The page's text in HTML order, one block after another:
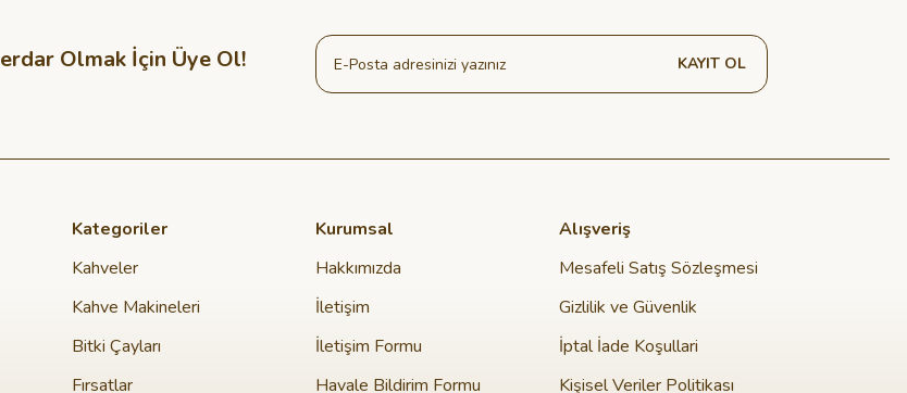
Olmak İçin Üye Ol! KAYIT OL
Kategoriler
Kahveler
Kahve Makineleri
Bitki Çayları
Fırsatlar
Kurumsal
Hakkımızda
İletişim
İletişim Formu
Havale Bildirim Formu
Alışveriş
Mesafeli Satış Sözleşmesi
Gizlilik ve Güvenlik
İptal İade Koşullari
Kişisel Veriler Politikası